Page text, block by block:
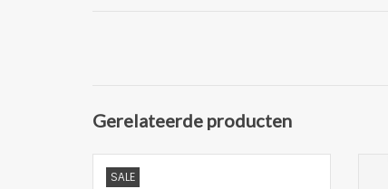
Gerelateerde producten
SALE